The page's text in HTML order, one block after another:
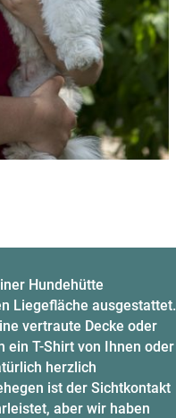
Hundehütte
Liegefläche ausgestattet.
vertraute Decke oder
ein T-Shirt von Ihnen oder
herzlich
ist der Sichtkontakt
aber wir haben